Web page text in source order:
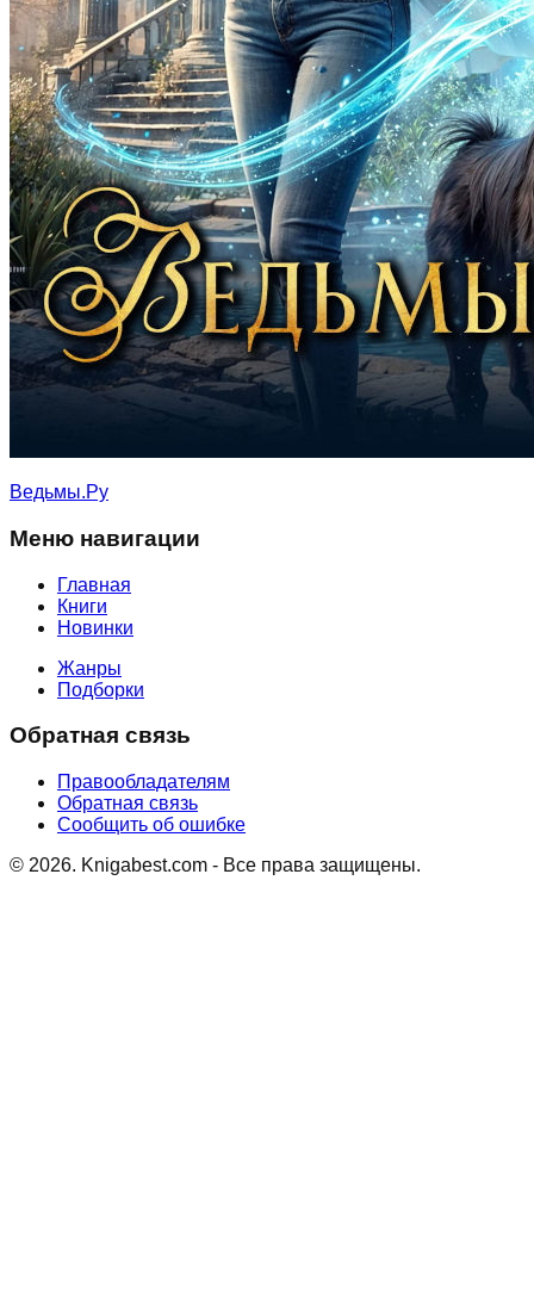
Ведьмы.Ру
Меню навигации
Главная
Книги
Новинки
Жанры
Подборки
Обратная связь
Правообладателям
Обратная связь
Сообщить об ошибке
© 2026. Knigabest.com - Все права защищены.